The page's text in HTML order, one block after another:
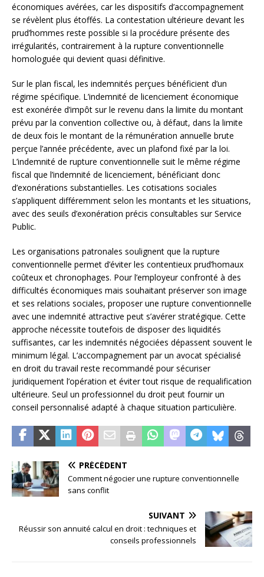
économiques avérées, car les dispositifs d’accompagnement
se révèlent plus étoffés. La contestation ultérieure devant les
prud’hommes reste possible si la procédure présente des
irrégularités, contrairement à la rupture conventionnelle
homologuée qui devient quasi définitive.
Sur le plan fiscal, les indemnités perçues bénéficient d’un
régime spécifique. L’indemnité de licenciement économique
est exonérée d’impôt sur le revenu dans la limite du montant
prévu par la convention collective ou, à défaut, dans la limite
de deux fois le montant de la rémunération annuelle brute
perçue l’année précédente, avec un plafond fixé par la loi.
L’indemnité de rupture conventionnelle suit le même régime
fiscal que l’indemnité de licenciement, bénéficiant donc
d’exonérations substantielles. Les cotisations sociales
s’appliquent différemment selon les montants et les situations,
avec des seuils d’exonération précis consultables sur Service
Public.
Les organisations patronales soulignent que la rupture
conventionnelle permet d’éviter les contentieux prud’homaux
coûteux et chronophages. Pour l’employeur confronté à des
difficultés économiques mais souhaitant préserver son image
et ses relations sociales, proposer une rupture conventionnelle
avec une indemnité attractive peut s’avérer stratégique. Cette
approche nécessite toutefois de disposer des liquidités
suffisantes, car les indemnités négociées dépassent souvent le
minimum légal. L’accompagnement par un avocat spécialisé
en droit du travail reste recommandé pour sécuriser
juridiquement l’opération et éviter tout risque de requalification
ultérieure. Seul un professionnel du droit peut fournir un
conseil personnalisé adapté à chaque situation particulière.
PRÉCÉDENT
Comment négocier une rupture conventionnelle
sans conflit
SUIVANT
Réussir son annuité calcul en droit : techniques et
conseils professionnels